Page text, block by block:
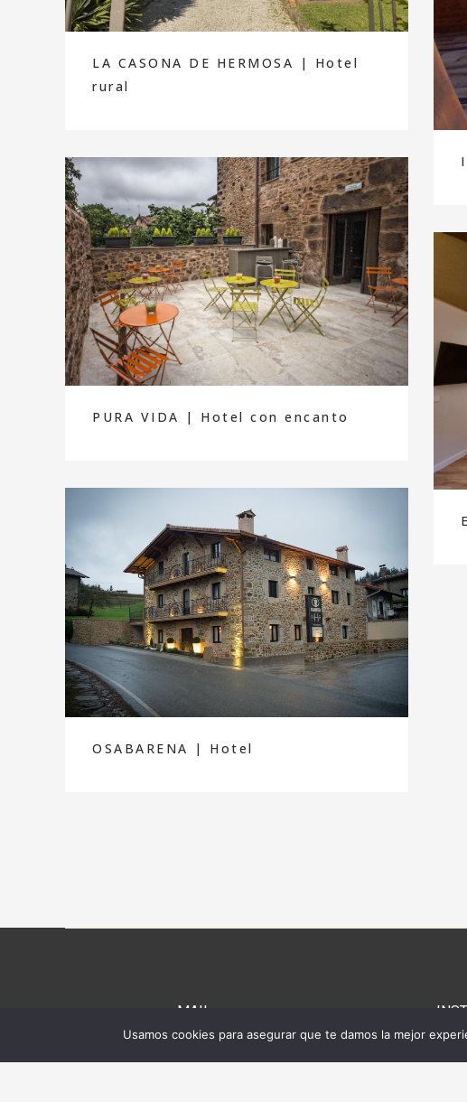
LA CASONA DE HERMOSA | Hotel
rural
PURA VIDA | Hotel con encanto
OSABARENA | Hotel
MAIL
birabiranorte@gmail.com
Usamos cookies para asegurar que te damos la mejor